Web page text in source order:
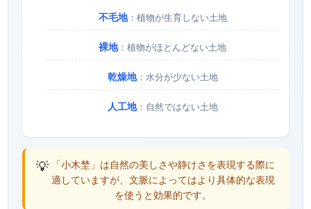
不毛地：植物が生育しない土地
裸地：植物がほとんどない土地
乾燥地：水分が少ない土地
人工地：自然ではない土地
💡 「小木埜」は自然の美しさや静けさを表現する際に
適していますが、文脈によってはより具体的な表現
を使うと効果的です。